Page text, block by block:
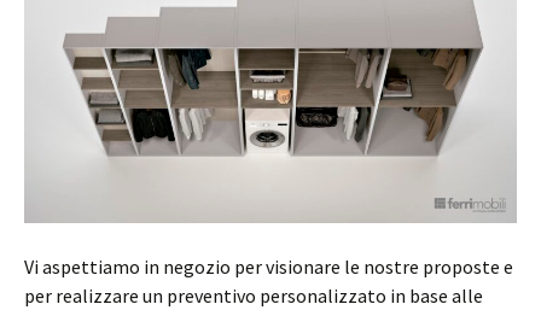
Vi aspettiamo in negozio per visionare le nostre proposte e
per realizzare un preventivo personalizzato in base alle